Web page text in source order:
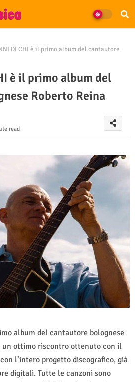
DI CHI è il primo album del cantautore
è il primo album del
Roberto Reina
read
album del cantautore bolognese
un ottimo riscontro ottenuto con il
l’intero progetto discografico, già
digitali. Tutte le canzoni sono